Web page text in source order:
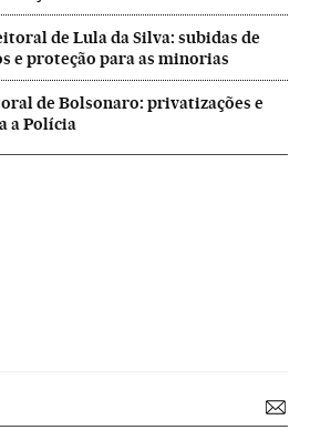
de Lula da Silva: subidas de
e proteção para as minorias
de Bolsonaro: privatizações e
a Polícia